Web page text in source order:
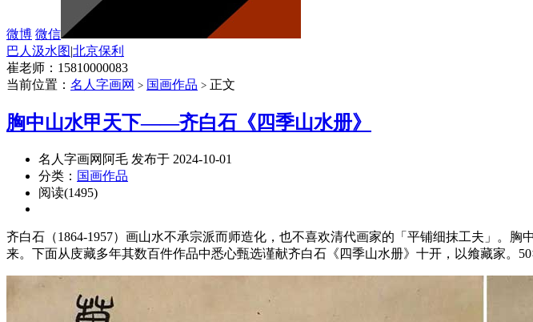
微博 微信
巴人汲水图|北京保利
崔老师：15810000083
当前位置： 名人字画网 > 国画作品 > 正文
胸中山水甲天下——齐白石《四季山水册》
名人字画网阿毛 发布于 2024-10-01
分类： 国画作品
阅读(1495)
齐白石（1864-1957）画山水不承宗派而师造化，也不喜欢清代画家的「平铺细抹工夫」。
来。下面从庋藏多年其数百件作品中悉心甄选谨献齐白石《四季山水册》十开，以飨藏家。